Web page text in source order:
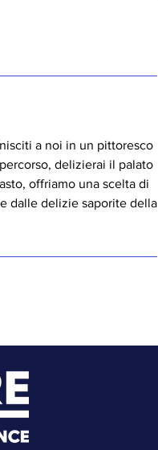
a noi in un pittoresco
delizierai il palato
offriamo una scelta di
dalle delizie saporite della